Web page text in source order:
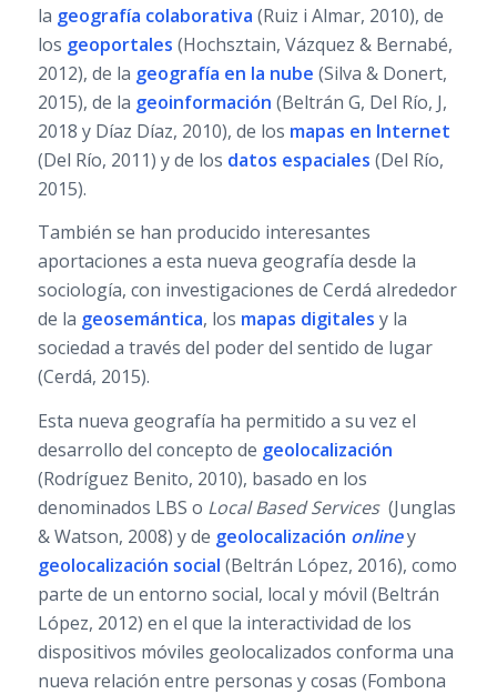
la geografía colaborativa (Ruiz i Almar, 2010), de
los geoportales (Hochsztain, Vázquez & Bernabé,
2012), de la geografía en la nube (Silva & Donert,
2015), de la geoinformación (Beltrán G, Del Río, J,
2018 y Díaz Díaz, 2010), de los mapas en Internet
(Del Río, 2011) y de los datos espaciales (Del Río,
2015).
También se han producido interesantes
aportaciones a esta nueva geografía desde la
sociología, con investigaciones de Cerdá alrededor
de la geosemántica, los mapas digitales y la
sociedad a través del poder del sentido de lugar
(Cerdá, 2015).
Esta nueva geografía ha permitido a su vez el
desarrollo del concepto de geolocalización
(Rodríguez Benito, 2010), basado en los
denominados LBS o Local Based Services(Junglas
& Watson, 2008) y de geolocalización online y
geolocalización social (Beltrán López, 2016), como
parte de un entorno social, local y móvil (Beltrán
López, 2012) en el que la interactividad de los
dispositivos móviles geolocalizados conforma una
nueva relación entre personas y cosas (Fombona